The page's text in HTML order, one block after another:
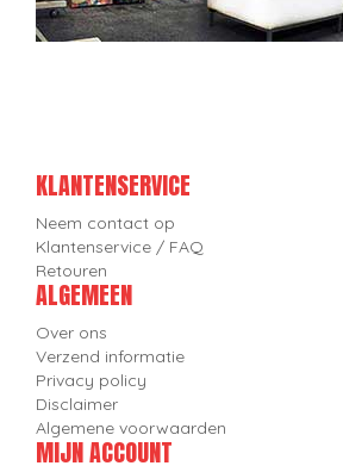
KLANTENSERVICE
Neem contact op
Klantenservice / FAQ
Retouren
ALGEMEEN
Over ons
Verzend informatie
Privacy policy
Disclaimer
Algemene voorwaarden
MIJN ACCOUNT